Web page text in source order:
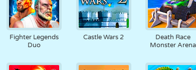
Fighter Legends
Duo
Castle Wars 2
Death Race
Monster Arena